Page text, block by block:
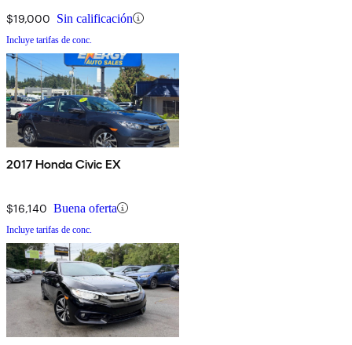
$19,000 Sin calificación
Incluye tarifas de conc.
2017 Honda Civic EX
$16,140 Buena oferta
Incluye tarifas de conc.